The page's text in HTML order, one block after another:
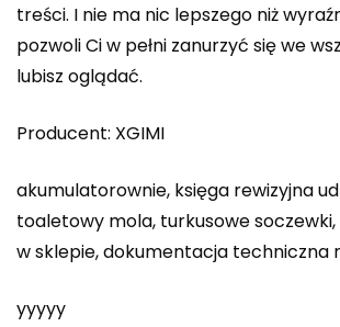
treści. I nie ma nic lepszego niż
pozwoli Ci w pełni zanurzyć się we
lubisz oglądać.
Producent: XGIMI
akumulatorownie, księga rewizyjna
toaletowy mola, turkusowe
w sklepie, dokumentacja techniczna
yyyyy